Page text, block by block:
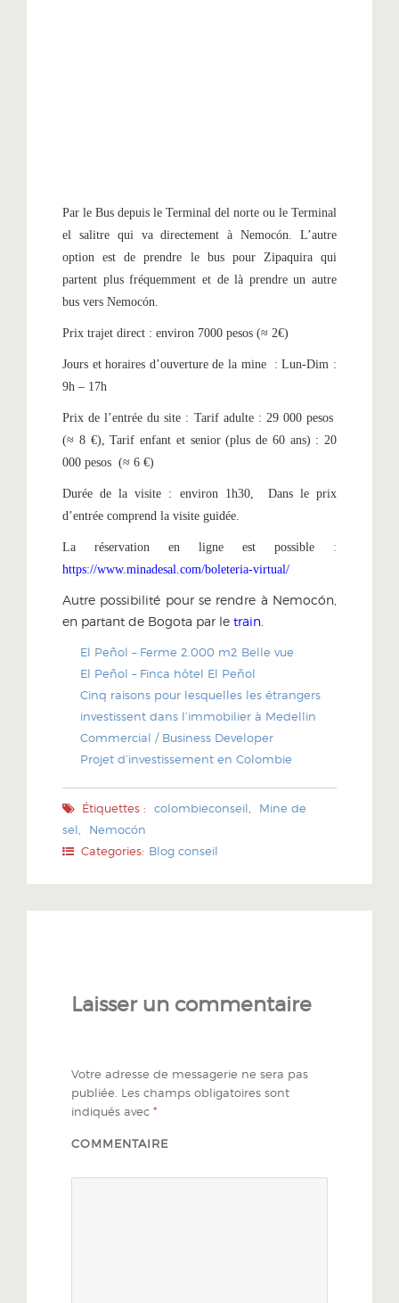
Par le Bus depuis le Terminal del norte ou le Terminal
el salitre qui va directement à Nemocón. L’autre
option est de prendre le bus pour Zipaquira qui
partent plus fréquemment et de là prendre un autre
bus vers Nemocón.
Prix trajet direct : environ 7000 pesos (≈ 2€)
Jours et horaires d’ouverture de la mine : Lun-Dim :
9h – 17h
Prix de l’entrée du site : Tarif adulte : 29 000 pesos
(≈ 8 €), Tarif enfant et senior (plus de 60 ans) : 20
000 pesos (≈ 6 €)
Durée de la visite : environ 1h30, Dans le prix
d’entrée comprend la visite guidée.
La réservation en ligne est possible :
https://www.minadesal.com/boleteria-virtual/
Autre possibilité pour se rendre à Nemocón,
en partant de Bogota par le train.
El Peñol – Ferme 2.000 m2 Belle vue
El Peñol – Finca hôtel El Peñol
Cinq raisons pour lesquelles les étrangers
investissent dans l’immobilier à Medellin
Commercial / Business Developer
Projet d’investissement en Colombie
Étiquettes : colombieconseil,
Mine de
sel,
Nemocón
Categories: Blog conseil
Laisser un commentaire
Votre adresse de messagerie ne sera pas
publiée. Les champs obligatoires sont
indiqués avec *
COMMENTAIRE